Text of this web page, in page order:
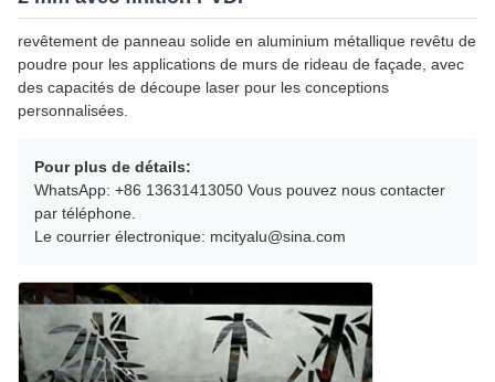
revêtement de panneau solide en aluminium métallique revêtu de
poudre pour les applications de murs de rideau de façade, avec
des capacités de découpe laser pour les conceptions
personnalisées.
Pour plus de détails:
WhatsApp: +86 13631413050 Vous pouvez nous contacter
par téléphone.
Le courrier électronique: mcityalu@sina.com